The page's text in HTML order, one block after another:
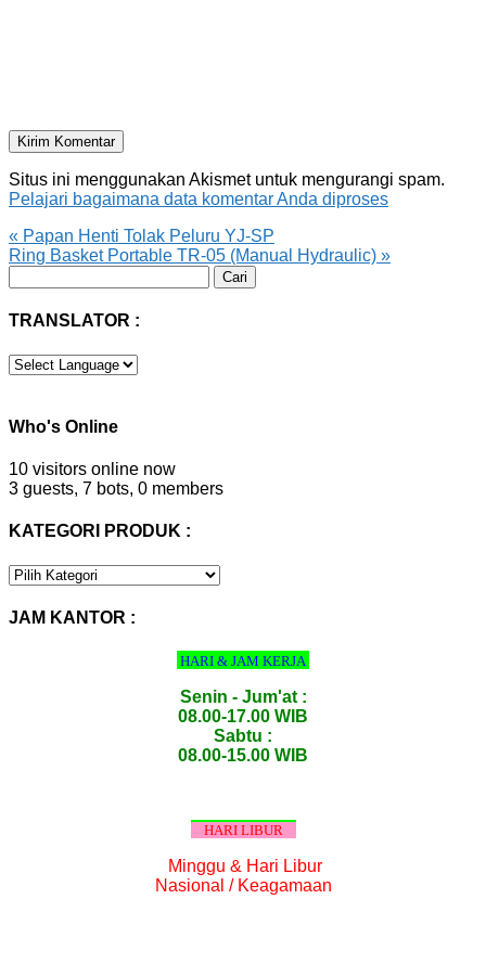
Situs ini menggunakan Akismet untuk mengurangi spam.
Pelajari bagaimana data komentar Anda diproses
« Papan Henti Tolak Peluru YJ-SP
Ring Basket Portable TR-05 (Manual Hydraulic) »
untuk:
TRANSLATOR :
Who's Online
10 visitors online now
3 guests, 7 bots, 0 members
KATEGORI PRODUK :
KATEGORI
JAM KANTOR :
HARI & JAM KERJA
Senin - Jum'at :
08.00-17.00 WIB
Sabtu :
08.00-15.00 WIB
HARI LIBUR
Minggu & Hari Libur
Nasional / Keagamaan